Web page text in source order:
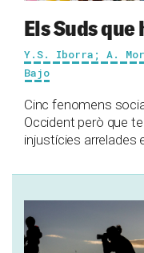
Els Suds que
Y.S. Iborra; A.
Bajo
Cinc fenomens
Occident però que
injustícies arrelades